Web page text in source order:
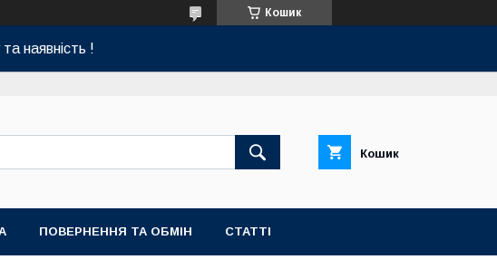
Кошик
наявність !
Кошик
ПОВЕРНЕННЯ ТА ОБМІН СТАТТІ